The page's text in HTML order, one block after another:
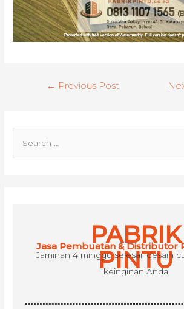
← Previous Post
PABRIK
PINTU
Jasa Pembuatan & Distributor
Jaminan 4 minggu selesai, desain
keinginan Anda